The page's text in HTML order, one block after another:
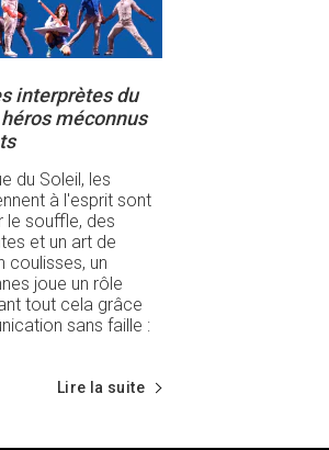
interprètes du
méconnus
du Soleil, les
à l'esprit sont
le souffle, des
et un art de
coulisses, un
joue un rôle
tout cela grâce
sans faille :
Lire la suite